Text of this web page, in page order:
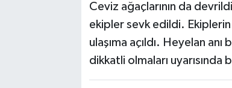
Ceviz ağaçlarının da
ekipler sevk edildi. Ekiplerin
ulaşıma açıldı. Heyelan
dikkatli olmaları uyarısında